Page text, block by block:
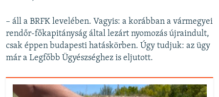
– áll a BRFK levelében. Vagyis: a korábban a vármegyei
rendőr-főkapitányság által lezárt nyomozás újraindult,
csak éppen budapesti hatáskörben. Úgy tudjuk: az ügy
már a Legfőbb Ügyészséghez is eljutott.